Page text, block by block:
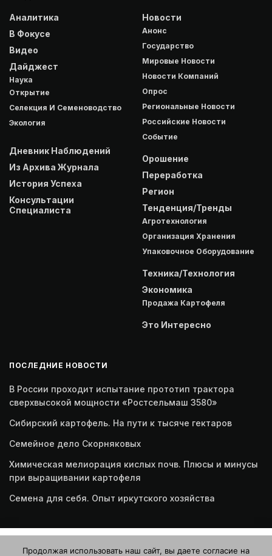
Аналитика
В Фокусе
Видео
Дайджест
Наука
Открытие
Селекция И Семеноводство
Экология
Дневник Наблюдений
Из Архива Журнала
История Успеха
Консультации
Специалиста
Новости
Анонс
Государство
Мировые Новости
Новости Компаний
Опрос
Региональные Новости
Российские Новости
Событие
Орошение
Переработка
Регион
Тенденция/Тренды
Агротехнология
Организация Хранения
Упаковочное Оборудование
Техника/Технология
Экономика
Продажа Картофеля
Это Интересно
ПОСЛЕДНИЕ НОВОСТИ
В России проходит испытание прототип трактора
сверхвысокой мощности «Ростсельмаш 3580»
Сибирский картофель. На пути к тысяче гектаров
Семейное дело Скорняковых
Химическая мелиорация кислых почв. Плюсы и минусы
при выращивании картофеля
Семена для себя. Опыт иркутского хозяйства
пользоваться этим веб-сайтом, вы даете согласие на
Продолжая использовать наш сайт, вы даете согласие на